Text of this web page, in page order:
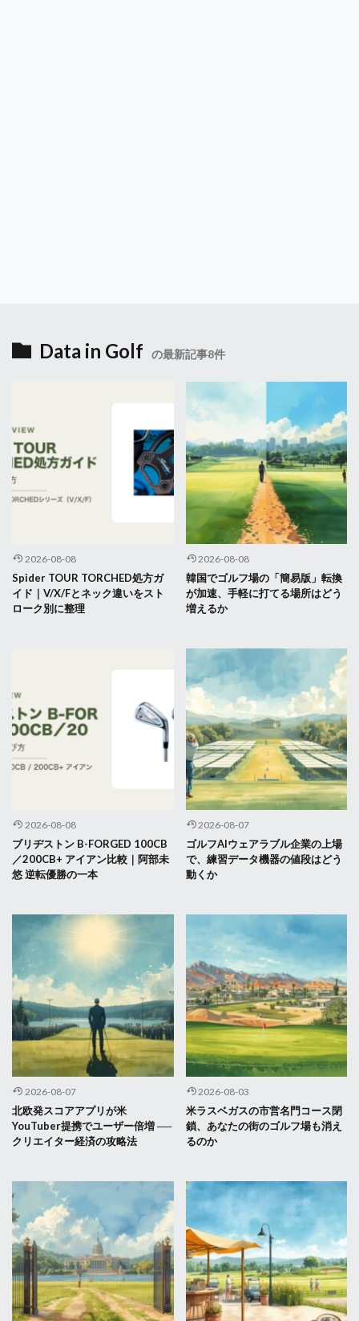
Data in Golf の最新記事8件
2026-08-08
Spider TOUR TORCHED処方ガ
イド｜V/X/Fとネック違いをスト
ローク別に整理
2026-08-08
韓国でゴルフ場の「簡易版」転換
が加速、手軽に打てる場所はどう
増えるか
2026-08-08
ブリヂストン B-FORGED 100CB
／200CB+ アイアン比較｜阿部未
悠 逆転優勝の一本
2026-08-07
ゴルフAIウェアラブル企業の上場
で、練習データ機器の値段はどう
動くか
2026-08-07
北欧発スコアアプリが米
YouTuber提携でユーザー倍増 ──
クリエイター経済の攻略法
2026-08-03
米ラスベガスの市営名門コース閉
鎖、あなたの街のゴルフ場も消え
るのか